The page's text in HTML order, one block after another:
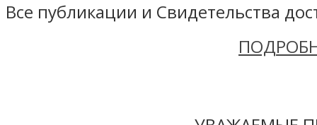
Все публикации и Свидетельства